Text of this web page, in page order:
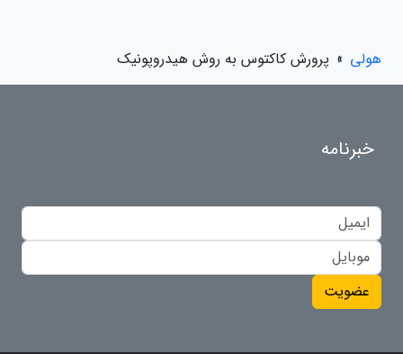
هولی » پرورش کاکتوس به روش هیدروپونیک
خبرنامه
عضویت